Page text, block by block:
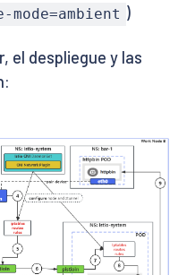
)
el despliegue y las